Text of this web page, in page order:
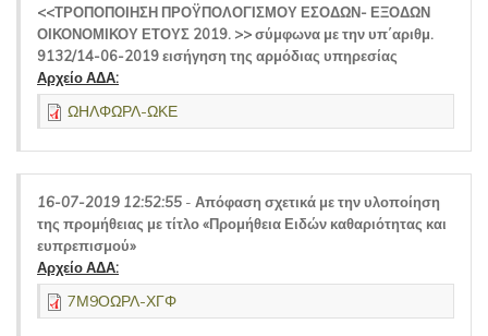
<<ΤΡΟΠΟΠΟΙΗΣΗ ΠΡΟΫΠΟΛΟΓΙΣΜΟΥ ΕΣΟΔΩΝ- ΕΞΟΔΩΝ
ΟΙΚΟΝΟΜΙΚΟΥ ΕΤΟΥΣ 2019. >> σύμφωνα με την υπ΄αριθμ.
9132/14-06-2019 εισήγηση της αρμόδιας υπηρεσίας
Αρχείο ΑΔΑ:
ΩΗΛΦΩΡΛ-ΩΚΕ
16-07-2019 12:52:55 - Απόφαση σχετικά με την υλοποίηση
της προμήθειας με τίτλο «Προμήθεια Ειδών καθαριότητας και
ευπρεπισμού»
Αρχείο ΑΔΑ:
7Μ9ΟΩΡΛ-ΧΓΦ